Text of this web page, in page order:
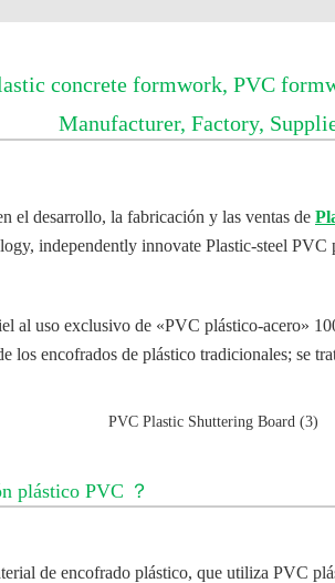
concrete formwork, PVC
Manufacturer, Factory,
el desarrollo, la fabricación y las ventas de
independently innovate Plastic-steel
al uso exclusivo de «PVC plástico-acero»
encofrados de plástico tradicionales; se
plástico PVC ？
de encofrado plástico, que utiliza PVC